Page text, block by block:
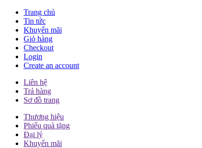
Trang chủ
Tin tức
Khuyến mãi
Giỏ hàng
Checkout
Login
Create an account
Liên hệ
Trả hàng
Sơ đồ trang
Thương hiệu
Phiếu quà tặng
Đại lý
Khuyến mãi